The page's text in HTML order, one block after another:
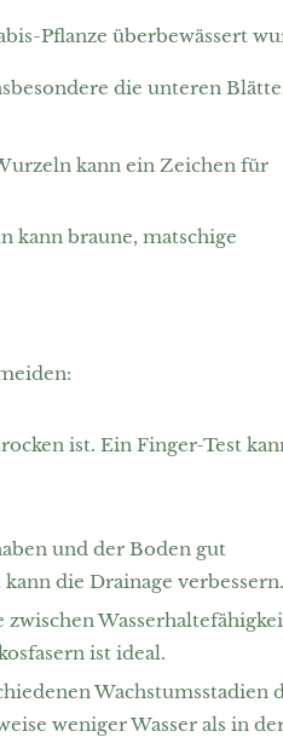
Pflanze überbewässert
die unteren
kann ein Zeichen für
kann braune, matschige
ist. Ein Finger-Test
und der Boden gut
die Drainage verbessern.
zwischen
ist ideal.
Wachstumsstadien
weniger Wasser als in